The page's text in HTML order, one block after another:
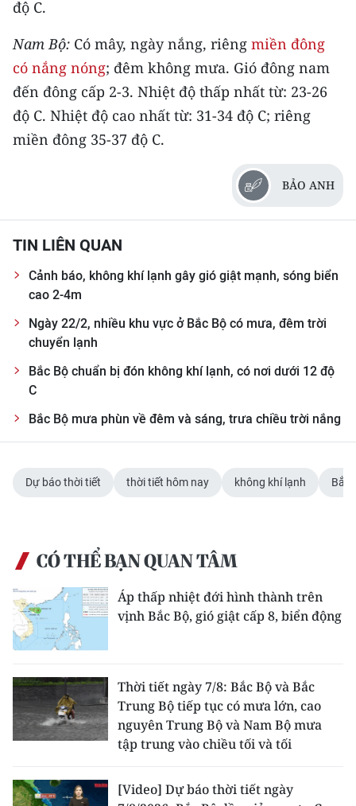
MUA BÁO
ĐỌC BÁO IN
ENGLISH
中文
РУССКИЙ
ESPAÑOL
한국어
độ C.
Nam Bộ: Có mây, ngày nắng, riêng miền đông
có nắng nóng; đêm không mưa. Gió đông nam
đến đông cấp 2-3. Nhiệt độ thấp nhất từ: 23-26
độ C. Nhiệt độ cao nhất từ: 31-34 độ C; riêng
miền đông 35-37 độ C.
BẢO ANH
TIN LIÊN QUAN
Cảnh báo, không khí lạnh gây gió giật mạnh, sóng biển
cao 2-4m
Ngày 22/2, nhiều khu vực ở Bắc Bộ có mưa, đêm trời
chuyển lạnh
Bắc Bộ chuẩn bị đón không khí lạnh, có nơi dưới 12 độ
C
Bắc Bộ mưa phùn về đêm và sáng, trưa chiều trời nắng
Dự báo thời tiết thời tiết hôm nay không khí lạnh Bắc
CÓ THỂ BẠN QUAN TÂM
Áp thấp nhiệt đới hình thành trên
vịnh Bắc Bộ, gió giật cấp 8, biển động
Thời tiết ngày 7/8: Bắc Bộ và Bắc
Trung Bộ tiếp tục có mưa lớn, cao
nguyên Trung Bộ và Nam Bộ mưa
tập trung vào chiều tối và tối
[Video] Dự báo thời tiết ngày